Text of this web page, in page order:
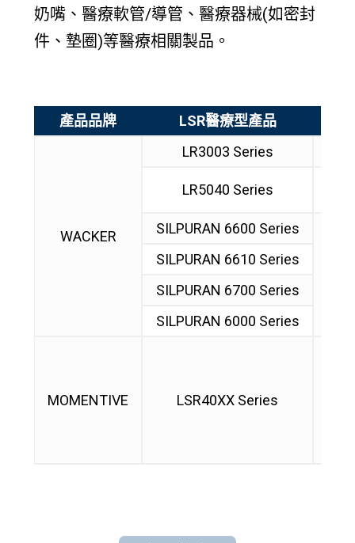
奶嘴、醫療軟管/導管、醫療器械(如密封
件、墊圈)等醫療相關製品。
產品品牌 LSR醫療型產品
WACKER
LR3003 Series
LR5040 Series
SILPURAN 6600 Series
SILPURAN 6610 Series
SILPURAN 6700 Series
SILPURAN 6000 Series
MOMENTIVE LSR40XX Series